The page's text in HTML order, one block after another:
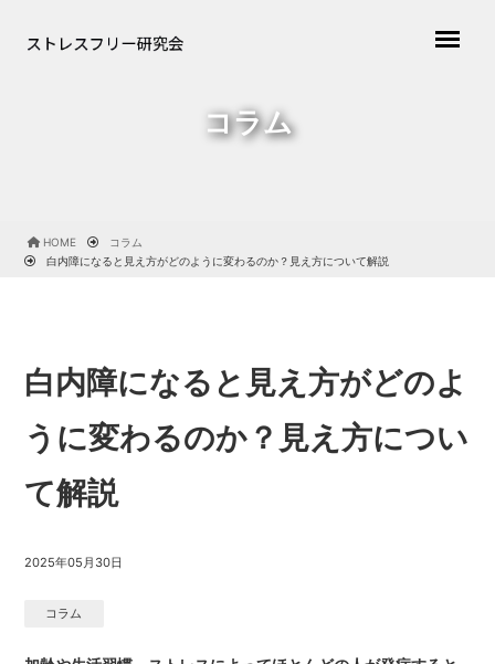
コラム
HOME
コラム
白内障になると見え方がどのように変わるのか？見え方について解説
白内障になると見え方がどのよ
うに変わるのか？見え方につい
て解説
2025年05月30日
コラム